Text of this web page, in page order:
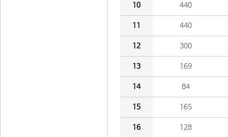
10 440
11 440
12 300
13 169
14 84
15 165
16 128